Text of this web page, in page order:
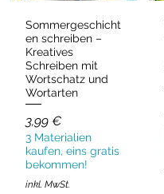
Schnellansicht
Sommergeschicht
en schreiben –
Kreatives
Schreiben mit
Wortschatz und
Wortarten
Preis
3,99 €
3 Materialien
kaufen, eins gratis
bekommen!
inkl. MwSt.